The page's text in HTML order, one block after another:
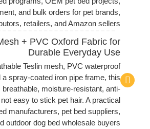
and bulk orders for pet brands,
retailers, and Amazon sellers.
+ PVC Oxford Fabric for
Durable Everyday Use
Teslin mesh, PVC waterproof
spray-coated iron pipe frame, this
moisture-resistant, anti-
easy to stick pet hair. A practical
manufacturers, pet bed suppliers,
outdoor dog bed wholesale buyers.